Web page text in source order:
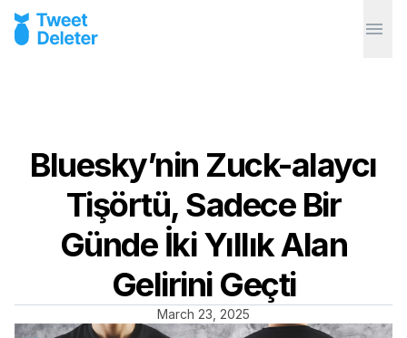
Bluesky’nin Zuck-alaycı
Tişörtü, Sadece Bir
Günde İki Yıllık Alan
Gelirini Geçti
March 23, 2025